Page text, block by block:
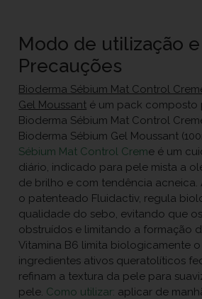
Modo de utilização e
Precauções
Bioderma Sébium Mat Control
Gel Moussant é um pack composto
Bioderma Sébium Mat Control
Bioderma Sébium Gel Moussant
Sébium Mat Control Creme é um
diário, indicado para pele mista a
de brilho e com tendência acneica.
o patenteado Fluidactiv, regula
qualidade do sebo, evitando que
obstruídos e limitando a formação
Vitamina B6 limita biologicamente
ingredientes ativos queratolíticos
refinam a textura da pele para
pele. Como utilizar: aplicar de